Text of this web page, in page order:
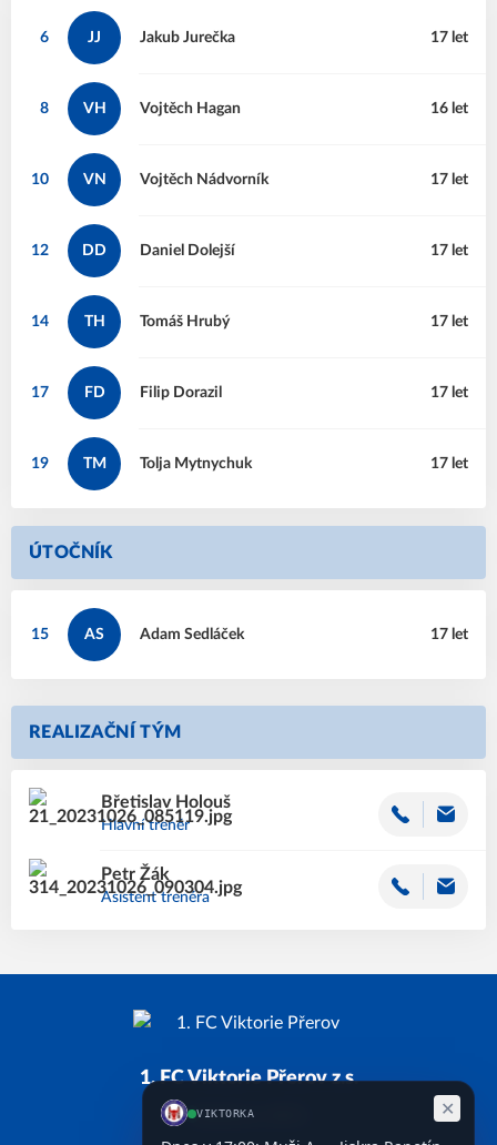
REALIZAČNÍ TÝM
Břetislav Holouš
Hlavní trenér
Petr Žák
Asistent trenéra
6 JJ Jakub Jurečka 17 let
8 VH Vojtěch Hagan 16 let
10 VN Vojtěch Nádvorník 17 let
12 DD Daniel Dolejší 17 let
14 TH Tomáš Hrubý 17 let
17 FD Filip Dorazil 17 let
19 TM Tolja Mytnychuk 17 let
ÚTOČNÍK
15 AS Adam Sedláček 17 let
1. FC Viktorie Přerov z.s.
Založeno 2011